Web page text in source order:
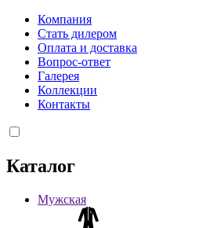
Компания
Стать дилером
Оплата и доставка
Вопрос-ответ
Галерея
Коллекции
Контакты
Каталог
Мужская